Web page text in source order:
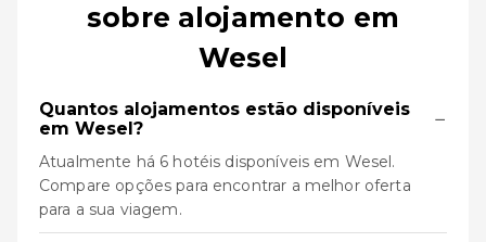
sobre alojamento em
Wesel
Quantos alojamentos estão disponíveis
em Wesel?
−
Atualmente há 6 hotéis disponíveis em Wesel.
Compare opções para encontrar a melhor oferta
para a sua viagem.